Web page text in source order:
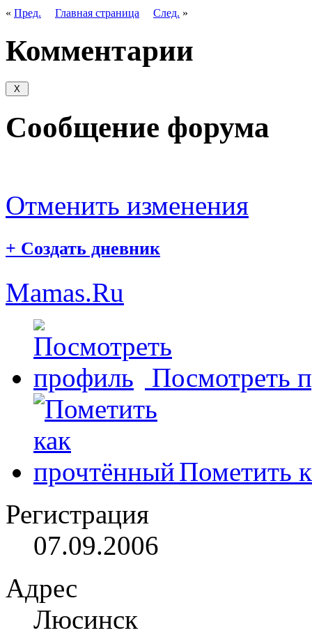
« Пред. Главная страница След. »
Комментарии
Сообщение форума
Отменить изменения
+ Создать дневник
Mamas.Ru
Посмотреть
Пометить
Регистрация
07.09.2006
Адрес
Люсинск